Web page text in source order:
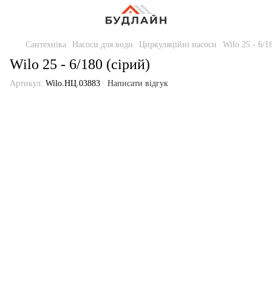
Сантехніка Насоси для води Циркуляційні насоси Wilo 25 - 6/
Wilo 25 - 6/180 (сірий)
Артикул: Wilo.НЦ.03883 Написати відгук